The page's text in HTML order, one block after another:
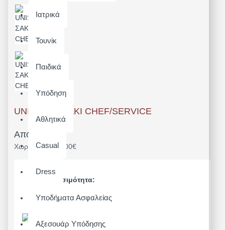
Ιατρικά
Τουνίκ
Παιδικά
Υπόδηση
Αθλητικά
Casual
Dress
Υποδήματα Ασφαλείας
Αξεσουάρ Υπόδησης
UNISEX ΣΑΚΑΚΙ CHEF/SERVICE
Από 79,36€
Χωρίς ΦΠΑ: 64,00€
Διαθεσιμότητα:
Μοντέλο: 23511